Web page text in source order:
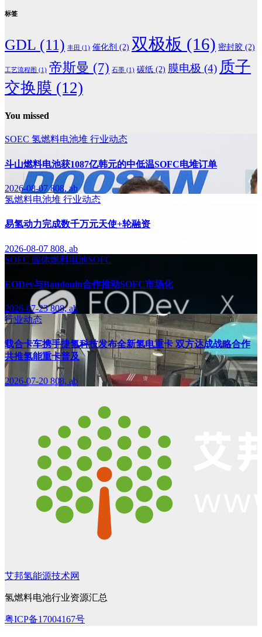
标签
GDL (11) 丰田 (1) 催化剂 (2) 双极板 (16) 密封胶 (2)
工艺流程图 (1) 帝斯曼 (7) 石墨 (1) 碳纸 (2) 膜电极 (4) 质子
交换膜 (12)
You missed
SOEC 氢燃料电池堆 行业动态
斗山燃料电池获1087亿韩元的中低温SOFC电堆订单
2026-08-07808, ab
氢燃料电池堆 行业动态
易氢动力完成数千万元天使+轮融资
2026-08-07 808, ab
SOEC 固体燃料电池SOFC
EODev与Baudouin合作推动SOFC市场化
2026-07-23808, ab
行业动态
载合卡车携手捷氢科技发布全新氢电重卡 双方达成战略合作
共推氢能重卡普及
2026-07-20 808, ab
艾邦氢能源技术网
氢燃料电池行业资源汇总
粤ICP备17004167号